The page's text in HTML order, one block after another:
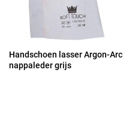
Handschoen lasser Argon-Arc
nappaleder grijs